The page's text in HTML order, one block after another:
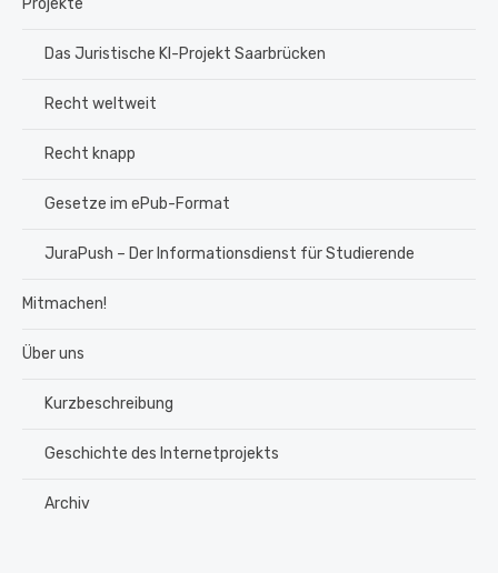
Das Juristische KI-Projekt Saarbrücken
Recht weltweit
Recht knapp
Gesetze im ePub-Format
JuraPush – Der Informationsdienst für Studierende
Mitmachen!
Über uns
Kurzbeschreibung
Geschichte des Internetprojekts
Archiv